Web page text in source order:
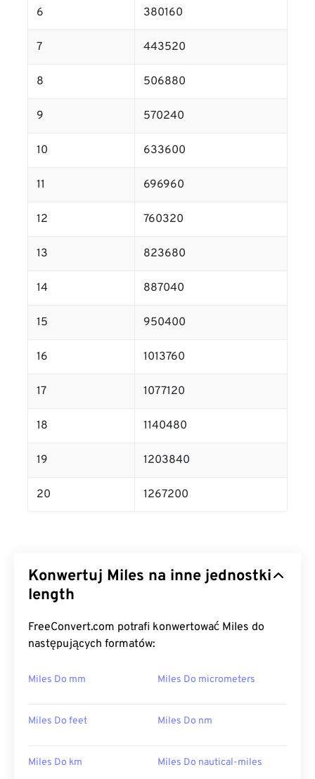
6 380160
7 443520
8 506880
9 570240
10 633600
11 696960
12 760320
13 823680
14 887040
15 950400
16 1013760
17 1077120
18 1140480
19 1203840
20 1267200
Konwertuj Miles na inne jednostki
length
FreeConvert.com potrafi konwertować Miles do
następujących formatów:
Miles Do mm Miles Do micrometers
Miles Do feet Miles Do nm
Miles Do km Miles Do nautical-miles